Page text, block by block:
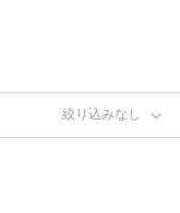
絞り込みなし